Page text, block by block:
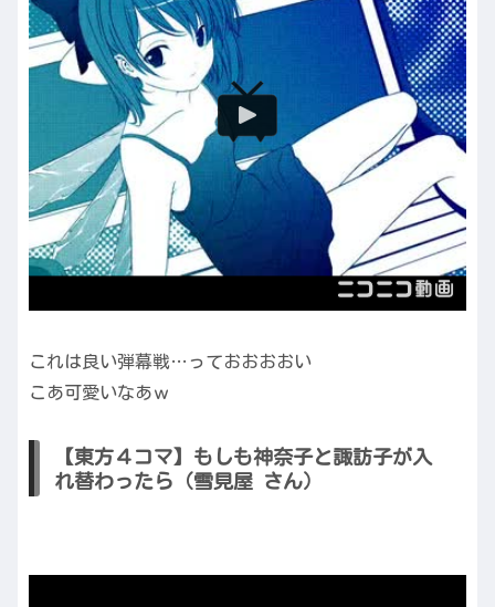
これは良い弾幕戦…っておおおおい
こあ可愛いなあｗ
【東方４コマ】もしも神奈子と諏訪子が入
れ替わったら（雪見屋 さん）